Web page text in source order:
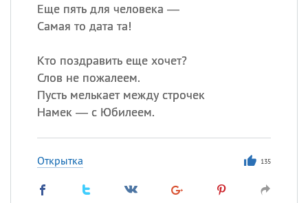
Еще пять для человека —
Самая то дата та!
Кто поздравить еще хочет?
Слов не пожалеем.
Пусть мелькает между строчек
Намек — с Юбилеем.
Открытка 135